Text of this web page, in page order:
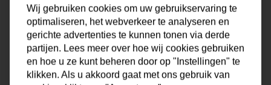
Maat 0x0x0 cm
Korte omschrijving
Origineel schilderij van onze
eigen kunstenaars
Wij gebruiken cookies om uw gebruikservaring te
optimaliseren, het webverkeer te analyseren en
gerichte advertenties te kunnen tonen via derde
partijen. Lees meer over hoe wij cookies gebruiken
en hoe u ze kunt beheren door op "Instellingen" te
klikken. Als u akkoord gaat met ons gebruik van